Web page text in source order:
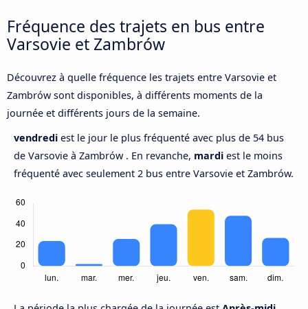
Fréquence des trajets en bus entre
Varsovie et Zambrów
Découvrez à quelle fréquence les trajets entre Varsovie et
Zambrów sont disponibles, à différents moments de la
journée et différents jours de la semaine.
vendredi est le jour le plus fréquenté avec plus de 54 bus
de Varsovie à Zambrów . En revanche, mardi est le moins
fréquenté avec seulement 2 bus entre Varsovie et Zambrów.